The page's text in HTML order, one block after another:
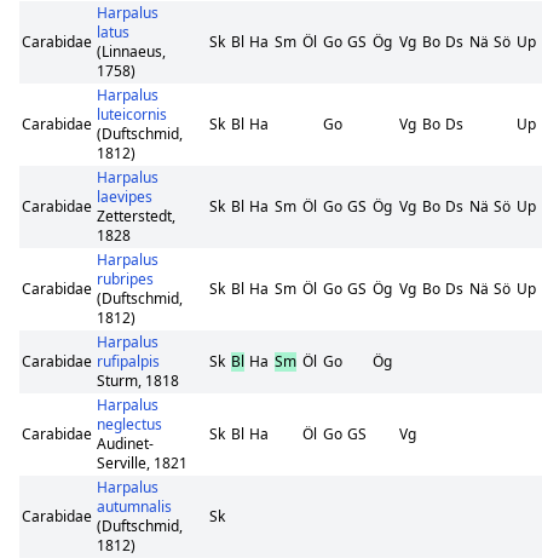
Carabidae
Harpalus
latus
(Linnaeus,
1758)
Sk Bl Ha Sm Öl Go GS Ög Vg Bo Ds Nä Sö Up
Carabidae
Harpalus
luteicornis
(Duftschmid,
1812)
Sk Bl Ha Go Vg Bo Ds Up
Carabidae
Harpalus
laevipes
Zetterstedt,
1828
Sk Bl Ha Sm Öl Go GS Ög Vg Bo Ds Nä Sö Up
Carabidae
Harpalus
rubripes
(Duftschmid,
1812)
Sk Bl Ha Sm Öl Go GS Ög Vg Bo Ds Nä Sö Up
Carabidae
Harpalus
rufipalpis
Sturm, 1818
Sk Bl Ha Sm Öl Go Ög
Carabidae
Harpalus
neglectus
Audinet-
Serville, 1821
Sk Bl Ha Öl Go GS Vg
Carabidae
Harpalus
autumnalis
(Duftschmid,
1812)
Sk